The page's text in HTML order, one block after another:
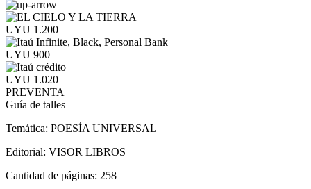
UYU 1.200
UYU 900
UYU 1.020
PREVENTA
Guía de talles
Temática: POESÍA UNIVERSAL
Editorial: VISOR LIBROS
Cantidad de páginas: 258